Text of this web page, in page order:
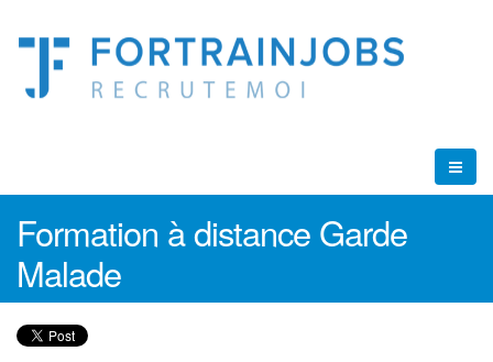
Formation à distance Garde
Malade